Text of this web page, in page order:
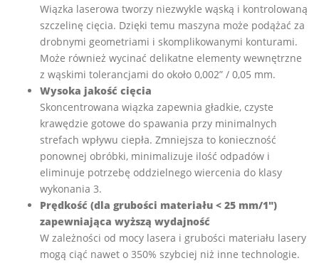
Wiązka laserowa tworzy niezwykle wąską i kontrolowaną
szczelinę cięcia. Dzięki temu maszyna może podążać za
drobnymi geometriami i skomplikowanymi konturami.
Może również wycinać delikatne elementy wewnętrzne
z wąskimi tolerancjami do około 0,002” / 0,05 mm.
Wysoka jakość cięcia
Skoncentrowana wiązka zapewnia gładkie, czyste
krawędzie gotowe do spawania przy minimalnych
strefach wpływu ciepła. Zmniejsza to konieczność
ponownej obróbki, minimalizuje ilość odpadów i
eliminuje potrzebę oddzielnego wiercenia do klasy
wykonania 3.
Prędkość (dla grubości materiału < 25 mm/1")
zapewniająca wyższą wydajność
W zależności od mocy lasera i grubości materiału lasery
mogą ciąć nawet o 350% szybciej niż inne technologie.